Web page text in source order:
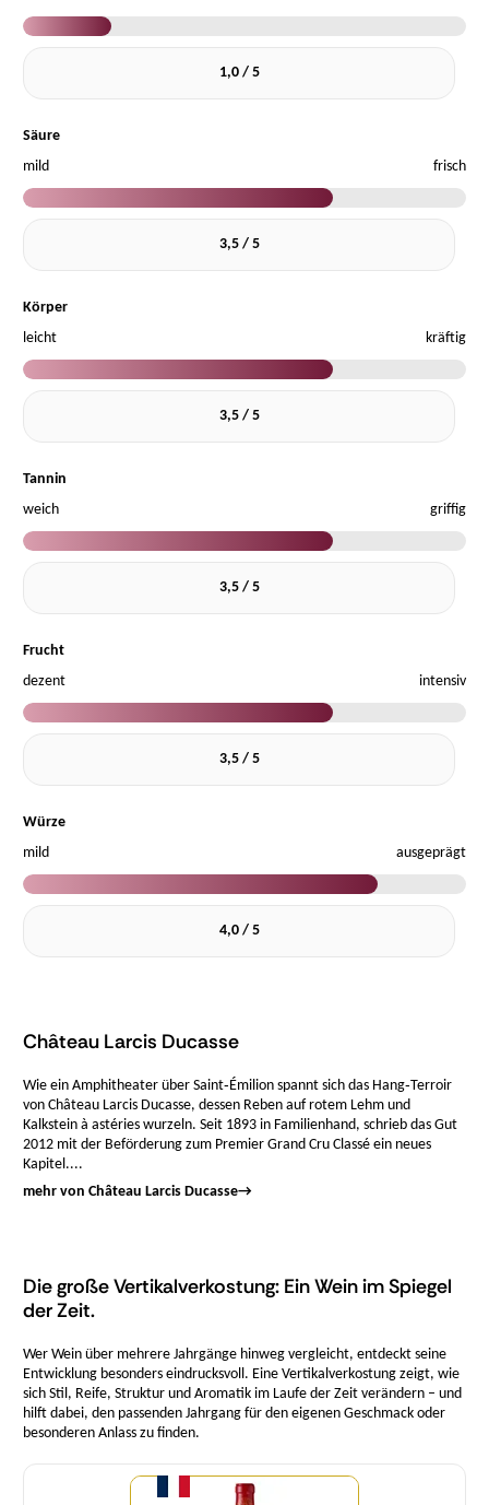
1,0 / 5
Säure
mild
frisch
3,5 / 5
Körper
leicht
kräftig
3,5 / 5
Tannin
weich
griffig
3,5 / 5
Frucht
dezent
intensiv
3,5 / 5
Würze
mild
ausgeprägt
4,0 / 5
Château Larcis Ducasse
Wie ein Amphitheater über Saint‑Émilion spannt sich das Hang‑Terroir
von Château Larcis Ducasse, dessen Reben auf rotem Lehm und
Kalkstein à astéries wurzeln. Seit 1893 in Familienhand, schrieb das Gut
2012 mit der Beförderung zum Premier Grand Cru Classé ein neues
Kapitel....
mehr von Château Larcis Ducasse→
Die große Vertikalverkostung: Ein Wein im Spiegel
der Zeit.
Wer Wein über mehrere Jahrgänge hinweg vergleicht, entdeckt seine
Entwicklung besonders eindrucksvoll. Eine Vertikalverkostung zeigt, wie
sich Stil, Reife, Struktur und Aromatik im Laufe der Zeit verändern – und
hilft dabei, den passenden Jahrgang für den eigenen Geschmack oder
besonderen Anlass zu finden.
Menge